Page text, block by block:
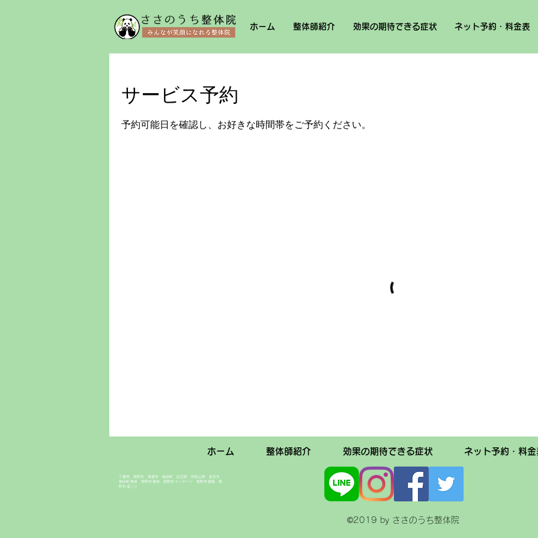
ホーム 整体師紹介 効果の期待できる症状 ネット予約・料金表
サービス予約
予約可能日を確認し、お好きな時間帯をご予約ください。
ホーム 整体師紹介 効果の期待できる症状 ネット予約・料金
​三重県 熊野市 尾鷲市 御浜町 紀宝町 和歌山県 新宮市
​御浜町 整体 熊野市 整体 熊野市 マッサージ 熊野市 腰痛 熊
野市 肩こり
©2019 by ささのうち整体院